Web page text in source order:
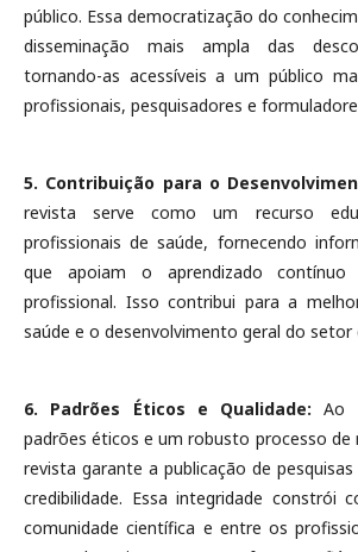
público. Essa democratização do
disseminação mais ampla das
tornando-as acessíveis a um público
profissionais, pesquisadores e
5. Contribuição para o
revista serve como um recurso
profissionais de saúde, fornecendo
que apoiam o aprendizado
profissional. Isso contribui para a
saúde e o desenvolvimento geral do setor
6. Padrões Éticos e Qualidade: Ao
padrões éticos e um robusto processo de
revista garante a publicação de
credibilidade. Essa integridade constrói
comunidade científica e entre os